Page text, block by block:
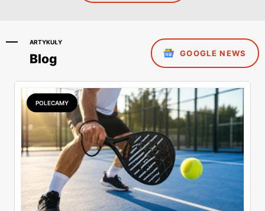
ARTYKUŁY
Blog GOOGLE NEWS
POLECAMY